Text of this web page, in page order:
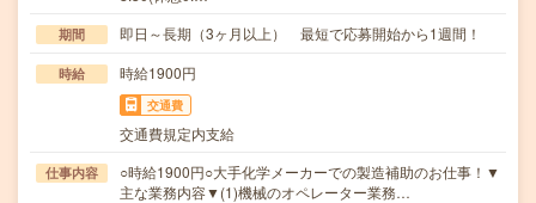
期間 即日～長期（3ヶ月以上） 最短で応募開始から1週間！
時給 時給1900円
交通費
交通費規定内支給
仕事内容
○時給1900円○大手化学メーカーでの製造補助のお仕事！▼
主な業務内容▼(1)機械のオペレーター業務…